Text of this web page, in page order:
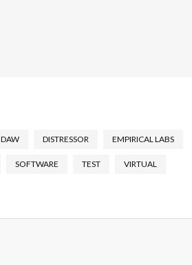
DAW DISTRESSOR EMPIRICAL LABS
SOFTWARE TEST VIRTUAL